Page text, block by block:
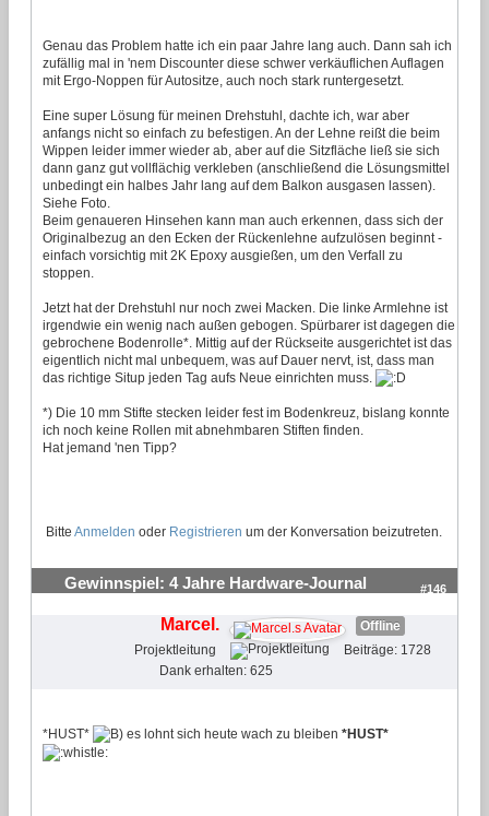
Genau das Problem hatte ich ein paar Jahre lang auch. Dann sah ich
zufällig mal in 'nem Discounter diese schwer verkäuflichen Auflagen
mit Ergo-Noppen für Autositze, auch noch stark runtergesetzt.
Eine super Lösung für meinen Drehstuhl, dachte ich, war aber
anfangs nicht so einfach zu befestigen. An der Lehne reißt die beim
Wippen leider immer wieder ab, aber auf die Sitzfläche ließ sie sich
dann ganz gut vollflächig verkleben (anschließend die Lösungsmittel
unbedingt ein halbes Jahr lang auf dem Balkon ausgasen lassen).
Siehe Foto.
Beim genaueren Hinsehen kann man auch erkennen, dass sich der
Originalbezug an den Ecken der Rückenlehne aufzulösen beginnt -
einfach vorsichtig mit 2K Epoxy ausgießen, um den Verfall zu
stoppen.
Jetzt hat der Drehstuhl nur noch zwei Macken. Die linke Armlehne ist
irgendwie ein wenig nach außen gebogen. Spürbarer ist dagegen die
gebrochene Bodenrolle*. Mittig auf der Rückseite ausgerichtet ist das
eigentlich nicht mal unbequem, was auf Dauer nervt, ist, dass man
das richtige Situp jeden Tag aufs Neue einrichten muss.
*) Die 10 mm Stifte stecken leider fest im Bodenkreuz, bislang konnte
ich noch keine Rollen mit abnehmbaren Stiften finden.
Hat jemand 'nen Tipp?
Bitte Anmelden oder Registrieren um der Konversation beizutreten.
Gewinnspiel: 4 Jahre Hardware-Journal #146
Marcel.
Offline
Projektleitung
Beiträge: 1728
Dank erhalten: 625
*HUST* es lohnt sich heute wach zu bleiben *HUST*